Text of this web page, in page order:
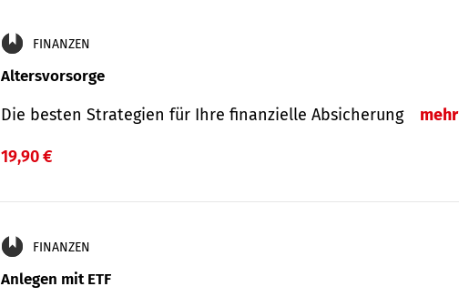
FINANZEN
Altersvorsorge
Die besten Strategien für Ihre finanzielle Absicherung mehr
19,90 €
FINANZEN
Anlegen mit ETF